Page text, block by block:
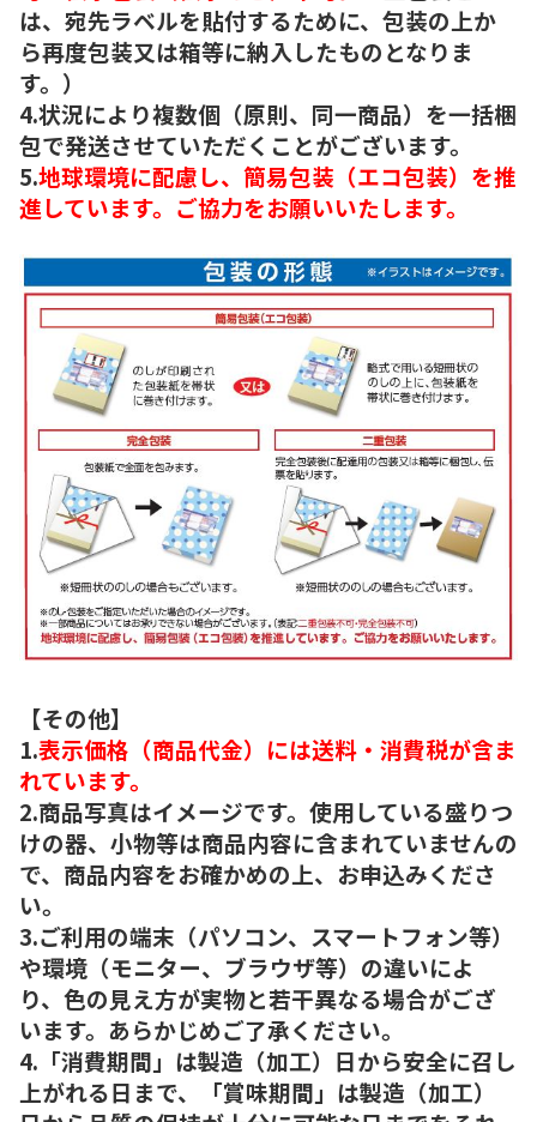
は、宛先ラベルを貼付するために、包装の上か
ら再度包装又は箱等に納入したものとなりま
す。）
4.状況により複数個（原則、同一商品）を一括梱
包で発送させていただくことがございます。
5.地球環境に配慮し、簡易包装（エコ包装）を推
進しています。ご協力をお願いいたします。
【その他】
1.表示価格（商品代金）には送料・消費税が含ま
れています。
2.商品写真はイメージです。使用している盛りつ
けの器、小物等は商品内容に含まれていませんの
で、商品内容をお確かめの上、お申込みくださ
い。
3.ご利用の端末（パソコン、スマートフォン等）
や環境（モニター、ブラウザ等）の違いによ
り、色の見え方が実物と若干異なる場合がござ
います。あらかじめご了承ください。
4.「消費期間」は製造（加工）日から安全に召し
上がれる日まで、「賞味期間」は製造（加工）